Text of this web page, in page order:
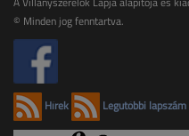
© Minden jog fenntartva.
Hírek Legutóbbi lapszám